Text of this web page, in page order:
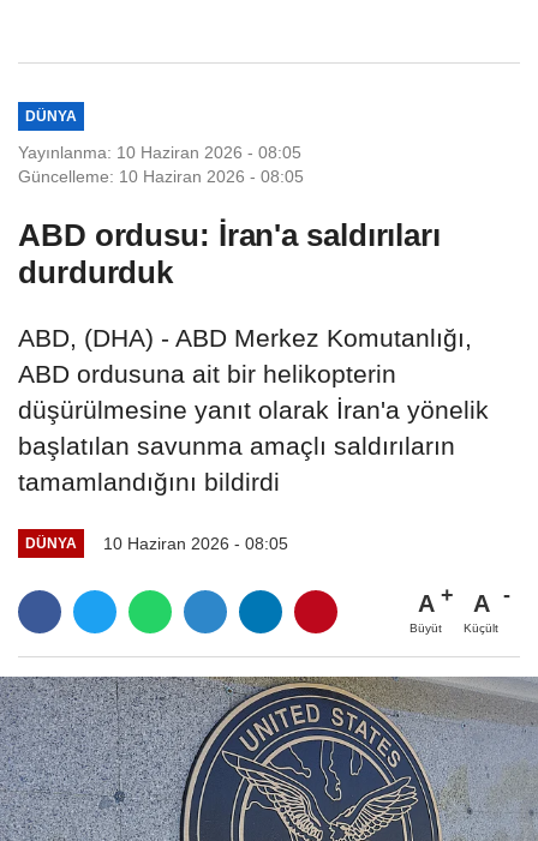
DÜNYA
Yayınlanma: 10 Haziran 2026 - 08:05
Güncelleme: 10 Haziran 2026 - 08:05
ABD ordusu: İran'a saldırıları
durdurduk
ABD, (DHA) - ABD Merkez Komutanlığı,
ABD ordusuna ait bir helikopterin
düşürülmesine yanıt olarak İran'a yönelik
başlatılan savunma amaçlı saldırıların
tamamlandığını bildirdi
DÜNYA 10 Haziran 2026 - 08:05
A
Büyüt
A
Küçült